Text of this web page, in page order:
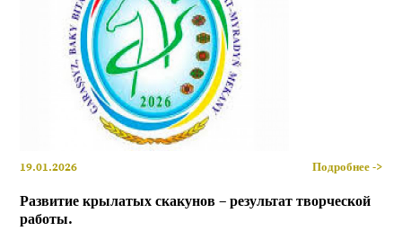
19.01.2026 Подробнее ->
Развитие крылатых скакунов – результат творческой
работы.